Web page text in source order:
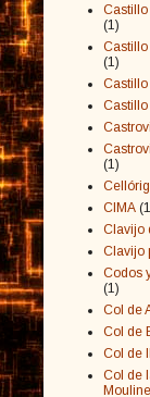
Castillo
(1)
(1)
Castillo
(1)
CIMA
Clavijo
Clavijo
Codos
(1)
Col de
Col de
Col de
Col de
Mouline